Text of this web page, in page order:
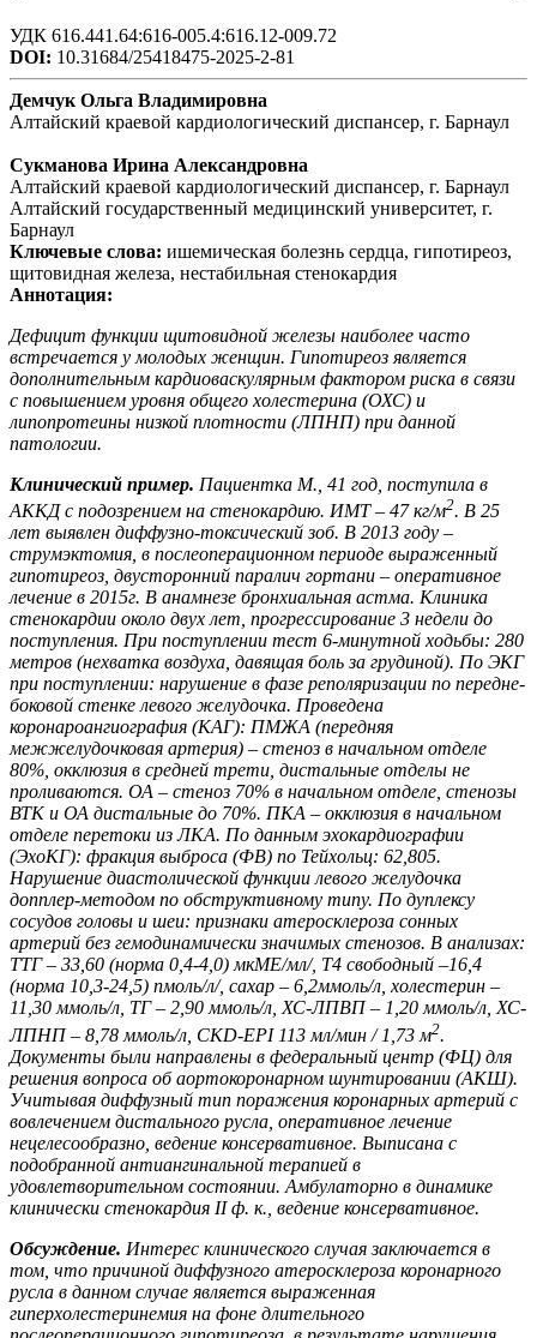
УДК 616.441.64:616-005.4:616.12-009.72
DOI: 10.31684/25418475-2025-2-81
Демчук Ольга Владимировна
Алтайский краевой кардиологический диспансер, г. Барнаул
Сукманова Ирина Александровна
Алтайский краевой кардиологический диспансер, г. Барнаул
Алтайский государственный медицинский университет, г.
Барнаул
Ключевые слова: ишемическая болезнь сердца, гипотиреоз,
щитовидная железа, нестабильная стенокардия
Аннотация:
Дефицит функции щитовидной железы наиболее часто
встречается у молодых женщин. Гипотиреоз является
дополнительным кардиоваскулярным фактором риска в связи
с повышением уровня общего холестерина (ОХС) и
липопротеины низкой плотности (ЛПНП) при данной
патологии.
Клинический пример. Пациентка М., 41 год, поступила в
АККД с подозрением на стенокардию. ИМТ – 47 кг/м2. В 25
лет выявлен диффузно-токсический зоб. В 2013 году –
струмэктомия, в послеоперационном периоде выраженный
гипотиреоз, двусторонний паралич гортани – оперативное
лечение в 2015г. В анамнезе бронхиальная астма. Клиника
стенокардии около двух лет, прогрессирование 3 недели до
поступления. При поступлении тест 6-минутной ходьбы: 280
метров (нехватка воздуха, давящая боль за грудиной). По ЭКГ
при поступлении: нарушение в фазе реполяризации по передне-
боковой стенке левого желудочка. Проведена
коронароангиография (КАГ): ПМЖА (передняя
межжелудочковая артерия) – стеноз в начальном отделе
80%, окклюзия в средней трети, дистальные отделы не
проливаются. ОА – стеноз 70% в начальном отделе, стенозы
ВТК и ОА дистальные до 70%. ПКА – окклюзия в начальном
отделе перетоки из ЛКА. По данным эхокардиографии
(ЭхоКГ): фракция выброса (ФВ) по Тейхольц: 62,805.
Нарушение диастолической функции левого желудочка
допплер-методом по обструктивному типу. По дуплексу
сосудов головы и шеи: признаки атеросклероза сонных
артерий без гемодинамически значимых стенозов. В анализах:
ТТГ – 33,60 (норма 0,4-4,0) мкМЕ/мл/, Т4 свободный –16,4
(норма 10,3-24,5) пмоль/л/, сахар – 6,2ммоль/л, холестерин –
11,30 ммоль/л, ТГ – 2,90 ммоль/л, ХС-ЛПВП – 1,20 ммоль/л, ХС-
ЛПНП – 8,78 ммоль/л, CKD-EPI 113 мл/мин / 1,73 м2.
Документы были направлены в федеральный центр (ФЦ) для
решения вопроса об аортокоронарном шунтировании (АКШ).
Учитывая диффузный тип поражения коронарных артерий с
вовлечением дистального русла, оперативное лечение
нецелесообразно, ведение консервативное. Выписана с
подобранной антиангинальной терапией в
удовлетворительном состоянии. Амбулаторно в динамике
клинически стенокардия IIф. к., ведение консервативное.
Обсуждение. Интерес клинического случая заключается в
том, что причиной диффузного атеросклероза коронарного
русла в данном случае является выраженная
гиперхолестеринемия на фоне длительного